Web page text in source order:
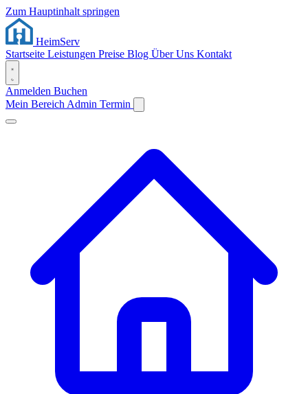
Zum Hauptinhalt springen
HeimServ
Startseite Leistungen Preise Blog Über Uns Kontakt
Anmelden Buchen
Mein Bereich Admin Termin